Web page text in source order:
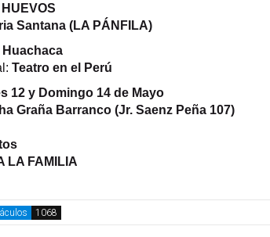
Santana (LA PÁNFILA)
Huachaca
Teatro en el Perú
12 y Domingo 14 de Mayo
Graña Barranco (Jr. Saenz Peña 107)
LA FAMILIA